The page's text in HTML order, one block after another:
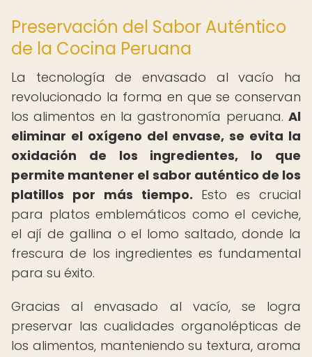
Preservación del Sabor Auténtico
de la Cocina Peruana
La tecnología de envasado al vacío ha
revolucionado la forma en que se conservan
los alimentos en la gastronomía peruana. Al
eliminar el oxígeno del envase, se evita la
oxidación de los ingredientes, lo que
permite mantener el sabor auténtico de los
platillos por más tiempo. Esto es crucial
para platos emblemáticos como el ceviche,
el ají de gallina o el lomo saltado, donde la
frescura de los ingredientes es fundamental
para su éxito.
Gracias al envasado al vacío, se logra
preservar las cualidades organolépticas de
los alimentos, manteniendo su textura, aroma